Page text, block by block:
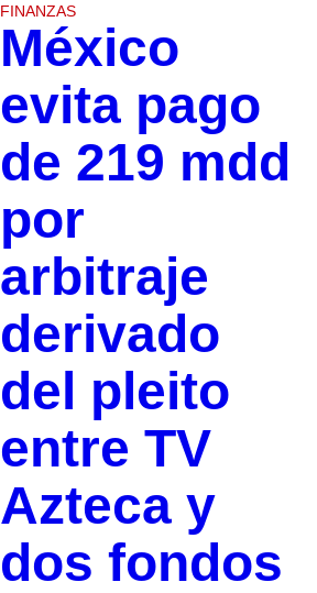
FINANZAS
México
evita pago
de 219 mdd
por
arbitraje
derivado
del pleito
entre TV
Azteca y
dos fondos